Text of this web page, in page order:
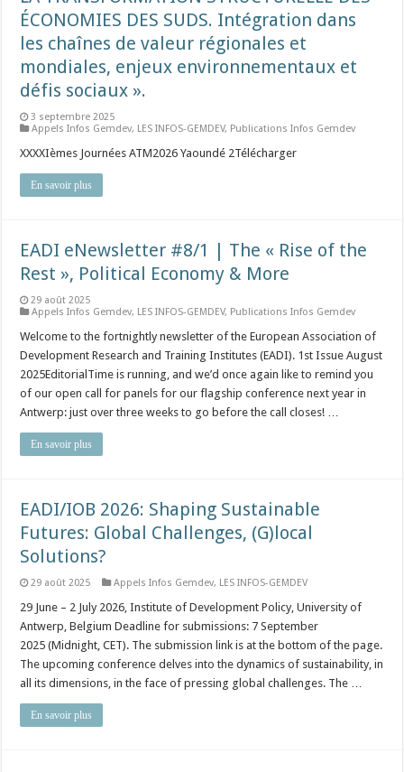
ÉCONOMIES DES SUDS. Intégration dans
les chaînes de valeur régionales et
mondiales, enjeux environnementaux et
défis sociaux ».
3 septembre 2025
Appels Infos Gemdev, LES INFOS-GEMDEV, Publications Infos Gemdev
XXXXIèmes Journées ATM2026 Yaoundé 2Télécharger
En savoir plus
EADI eNewsletter #8/1 | The « Rise of the
Rest », Political Economy & More
29 août 2025
Appels Infos Gemdev, LES INFOS-GEMDEV, Publications Infos Gemdev
Welcome to the fortnightly newsletter of the European Association of
Development Research and Training Institutes (EADI). 1st Issue August
2025EditorialTime is running, and we’d once again like to remind you
of our open call for panels for our flagship conference next year in
Antwerp: just over three weeks to go before the call closes! …
En savoir plus
EADI/IOB 2026: Shaping Sustainable
Futures: Global Challenges, (G)local
Solutions?
29 août 2025 Appels Infos Gemdev, LES INFOS-GEMDEV
29 June – 2 July 2026, Institute of Development Policy, University of
Antwerp, Belgium Deadline for submissions: 7 September
2025 (Midnight, CET). The submission link is at the bottom of the page.
The upcoming conference delves into the dynamics of sustainability, in
all its dimensions, in the face of pressing global challenges. The …
En savoir plus